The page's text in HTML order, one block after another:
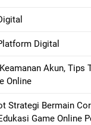
Digital
Akun, Tips
Online
Strategi Bermain
Game Online